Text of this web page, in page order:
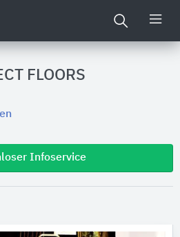
FLOORS
Infoservice